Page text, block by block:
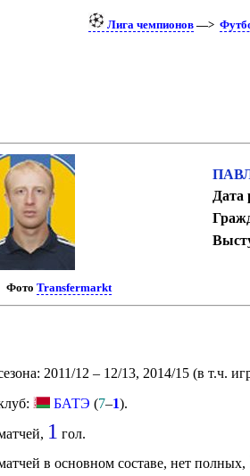
Лига чемпионов—>
Фото Transfermarkt
Дата
2011/12 – 12/13, 2014/15 (в т.ч.
БАТЭ (7–1).
1 гол.
в основном составе, нет полных,